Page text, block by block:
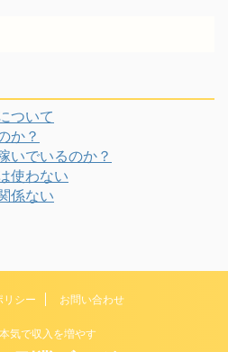
ついて
か？
いでいるのか？
使わない
係ない
リシー お問い合わせ
気で収入を増やす